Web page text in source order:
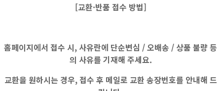
[교환·반품 접수 방법]
홈페이지에서 접수 시, 사유란에 단순변심 / 오배송 / 상품 불량등
의 사유를 기재해 주세요.
교환을 원하시는 경우, 접수 후 메일로 교환 송장번호를 안내해 드